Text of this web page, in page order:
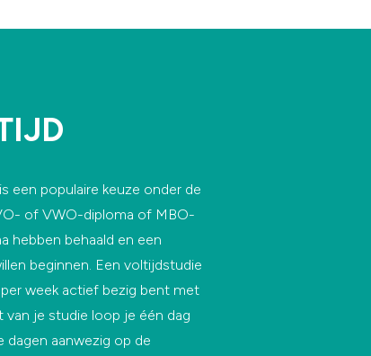
een populaire keuze onder de
of VWO-diploma of MBO-
hebben behaald en een
beginnen. Een voltijdstudie
week actief bezig bent met
van je studie loop je één dag
dagen aanwezig op de